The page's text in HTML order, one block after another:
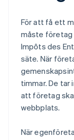
För att få ett
måste företag
Impôts des
säte. När
timmar. De
att företag
webbplats.
När